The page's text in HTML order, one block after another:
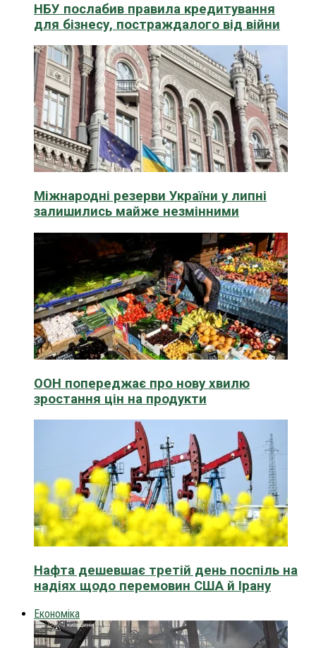
НБУ послабив правила кредитування
для бізнесу, постраждалого від війни
Міжнародні резерви України у липні
залишились майже незмінними
ООН попереджає про нову хвилю
зростання цін на продукти
Нафта дешевшає третій день поспіль на
надіях щодо перемовин США й Ірану
Економіка